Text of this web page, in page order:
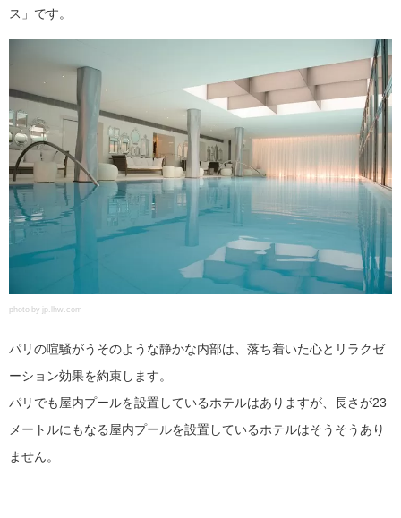
ス」です。
photo by jp.lhw.com
パリの喧騒がうそのような静かな内部は、落ち着いた心とリラクゼ
ーション効果を約束します。
パリでも屋内プールを設置しているホテルはありますが、長さが23
メートルにもなる屋内プールを設置しているホテルはそうそうあり
ません。